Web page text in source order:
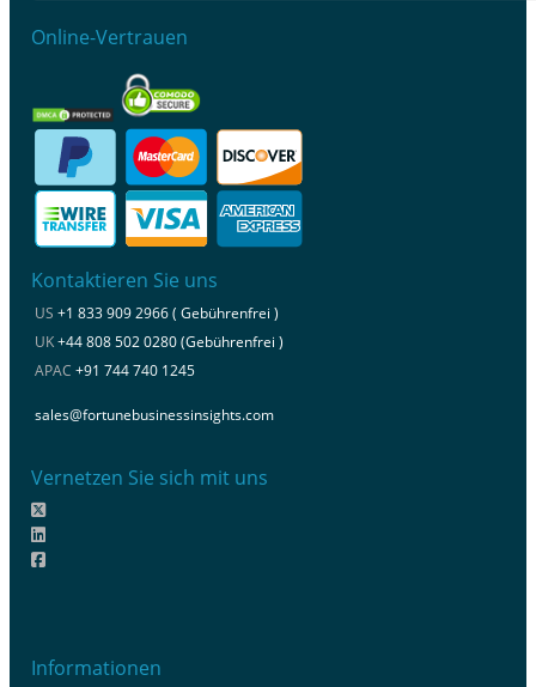
Online-Vertrauen
Kontaktieren Sie uns
US +1 833 909 2966 ( Gebührenfrei )
UK+44 808 502 0280 (Gebührenfrei )
APAC +91 744 740 1245
sales@fortunebusinessinsights.com
Vernetzen Sie sich mit uns
Informationen